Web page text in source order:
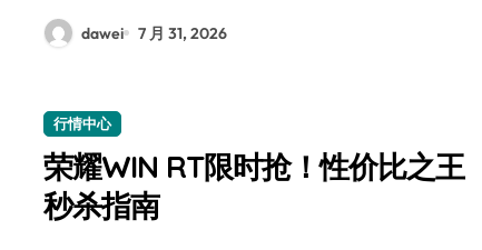
dawei 7 月 31, 2026
行情中心
荣耀WIN RT限时抢！性价比之王
秒杀指南